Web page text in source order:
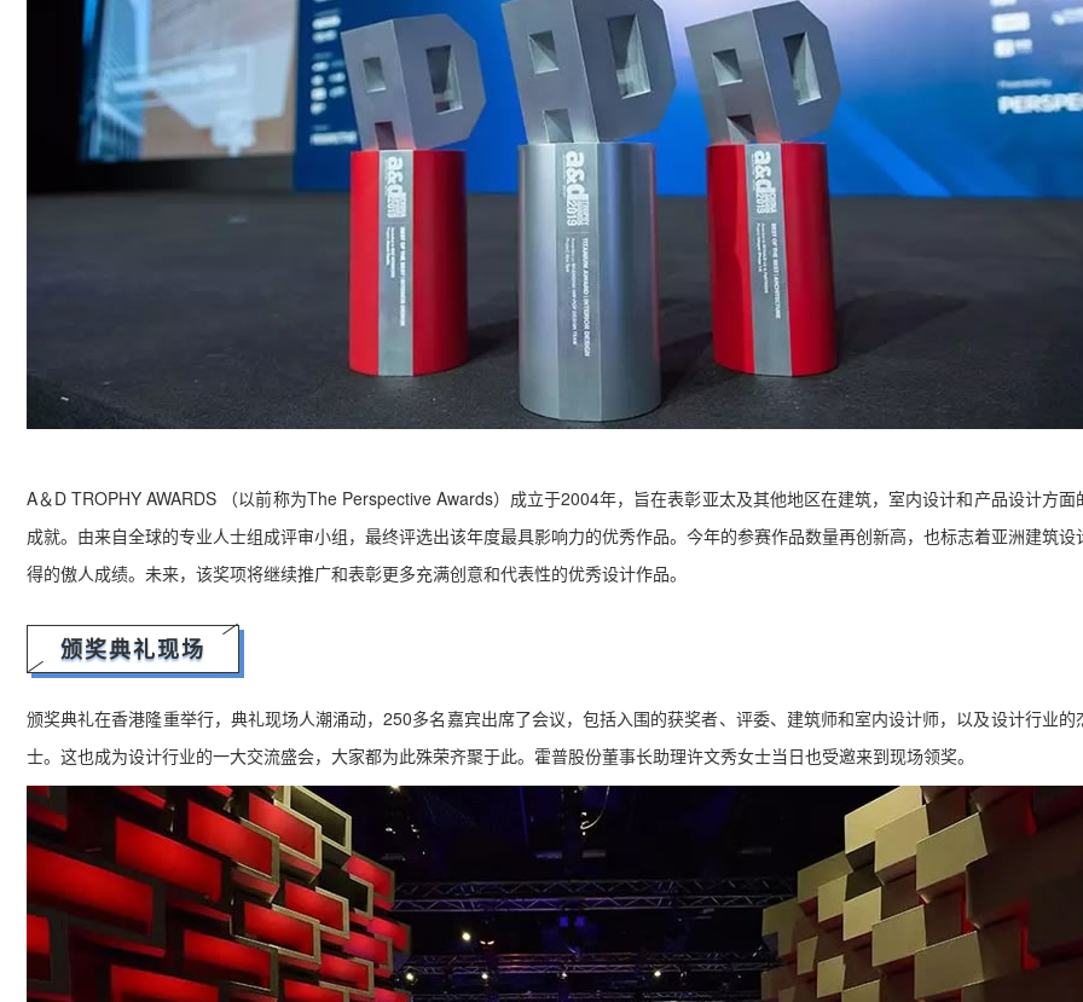
A＆D TROPHY AWARDS （以前称为The Perspective Awards）成立于2004年，旨在表彰亚太及其他地区在建筑，室内设计和产品设计方面
成就。 由来自全球的专业人士组成评审小组，最终评选出该年度最具影响力的优秀作品。 今年的参赛作品数量再创新高，也标志着亚洲建筑设
得的傲人成绩。 未来，该奖项将继续推广和表彰更多充满创意和代表性的优秀设计作品。
颁奖典礼现场
颁奖典礼在香港隆重举行，典礼现场人潮涌动，250多名嘉宾出席了会议，包括入围的获奖者、评委、建筑师和室内设计师，以及设计行业的
士。 这也成为设计行业的一大交流盛会，大家都为此殊荣齐聚于此。 霍普股份董事长助理许文秀女士当日也受邀来到现场领奖。